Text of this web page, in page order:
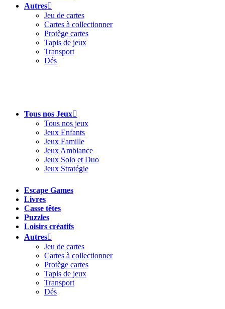
Autres
Jeu de cartes
Cartes à collectionner
Protège cartes
Tapis de jeux
Transport
Dés
Tous nos Jeux
Tous nos jeux
Jeux Enfants
Jeux Famille
Jeux Ambiance
Jeux Solo et Duo
Jeux Stratégie
Escape Games
Livres
Casse têtes
Puzzles
Loisirs créatifs
Autres
Jeu de cartes
Cartes à collectionner
Protège cartes
Tapis de jeux
Transport
Dés